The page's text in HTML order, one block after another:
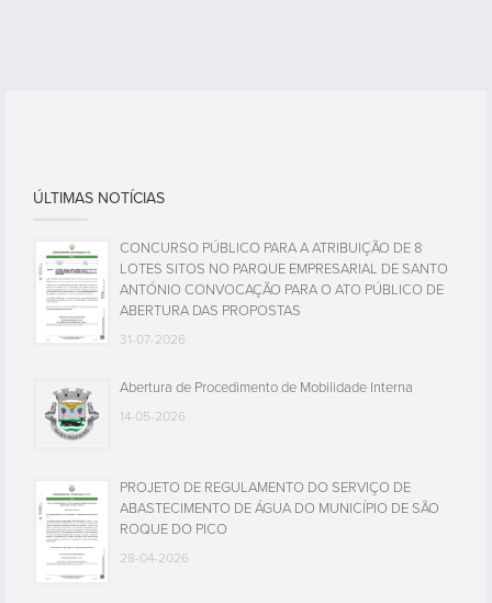
ÚLTIMAS NOTÍCIAS
CONCURSO PÚBLICO PARA A ATRIBUIÇÃO DE 8
LOTES SITOS NO PARQUE EMPRESARIAL DE SANTO
ANTÓNIO CONVOCAÇÃO PARA O ATO PÚBLICO DE
ABERTURA DAS PROPOSTAS
31-07-2026
Abertura de Procedimento de Mobilidade Interna
14-05-2026
PROJETO DE REGULAMENTO DO SERVIÇO DE
ABASTECIMENTO DE ÁGUA DO MUNICÍPIO DE SÃO
ROQUE DO PICO
28-04-2026